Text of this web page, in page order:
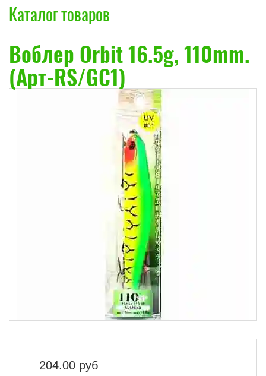
Каталог товаров
Воблер Orbit 16.5g, 110mm.
(Арт-RS/GC1)
204.00 руб